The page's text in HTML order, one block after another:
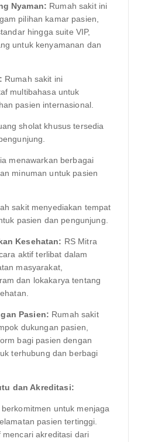
Nyaman: Rumah sakit ini
pilihan kamar pasien,
hingga suite VIP,
untuk kenyamanan dan
Rumah sakit ini
multibahasa untuk
pasien internasional.
sholat khusus tersedia
menawarkan berbagai
minuman untuk pasien
sakit menyediakan tempat
pasien dan pengunjung.
Kesehatan: RS Mitra
aktif terlibat dalam
masyarakat,
dan lokakarya tentang
Pasien: Rumah sakit
dukungan pasien,
bagi pasien dengan
terhubung dan berbagi
dan Akreditasi:
untuk menjaga
pasien tertinggi.
mencari akreditasi dari